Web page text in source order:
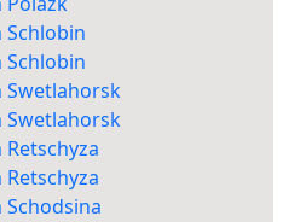
Schlobin
Schlobin
Swetlahorsk
Swetlahorsk